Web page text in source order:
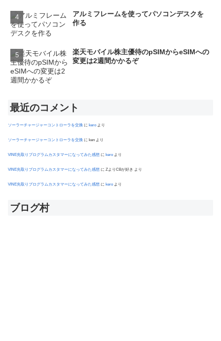
アルミフレームを使ってパソコンデスクを
作る
楽天モバイル株主優待のpSIMからeSIMへの
変更は2週間かかるぞ
最近のコメント
ソーラーチャージャーコントローラを交換 に kero より
ソーラーチャージャーコントローラを交換 に ken より
VINE先取りプログラムカスタマーになってみた感想 に kero より
VINE先取りプログラムカスタマーになってみた感想 に ZよりCBが好き より
VINE先取りプログラムカスタマーになってみた感想 に kero より
ブログ村